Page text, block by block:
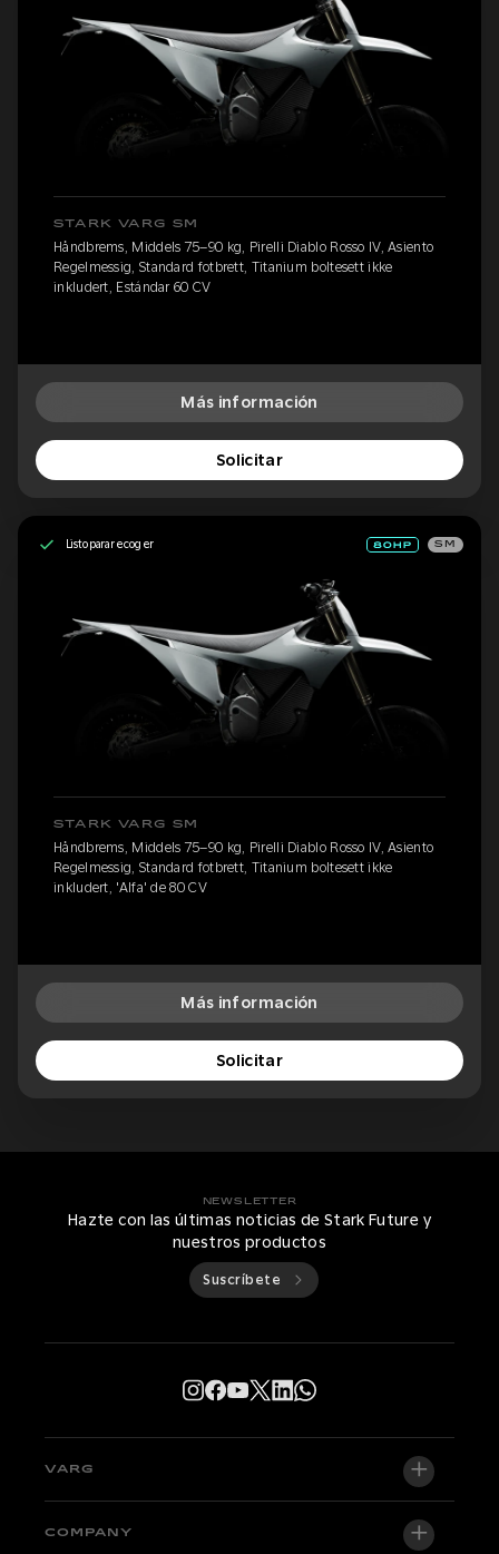
STARK VARG SM
Håndbrems, Middels 75–90 kg, Pirelli Diablo Rosso IV, Asiento
Regelmessig, Standard fotbrett, Titanium boltesett ikke
inkludert, Estándar 60 CV
Más información
Solicitar
Listo para recoger SM
STARK VARG SM
Håndbrems, Middels 75–90 kg, Pirelli Diablo Rosso IV, Asiento
Regelmessig, Standard fotbrett, Titanium boltesett ikke
inkludert, 'Alfa' de 80 CV
Más información
Solicitar
NEWSLETTER
Hazte con las últimas noticias de Stark Future y
nuestros productos
Suscríbete
VARG
VARG EX
COMPANY